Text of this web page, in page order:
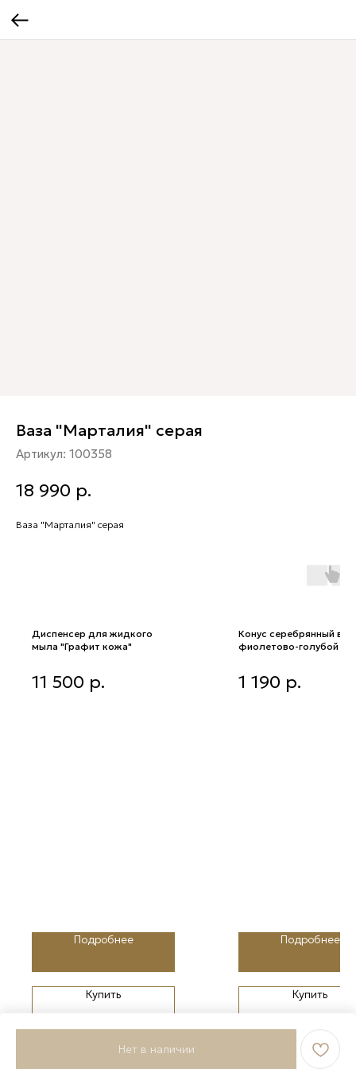
Ваза "Марталия" серая
Артикул: 100358
18 990 р.
Нет в наличии
Ваза "Марталия" серая
Диспенсер для жидкого
мыла "Графит кожа"
"Графит кожа"
11 500 р.
Подробнее
Купить
Конус серебрянный в
фиолетово-голубой
фиолетово-голубой
1 190 р.
Подробнее
Купить